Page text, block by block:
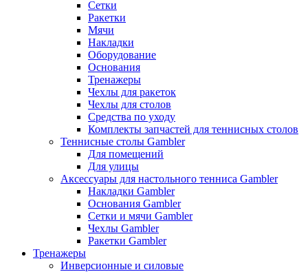
Сетки
Ракетки
Мячи
Накладки
Оборудование
Основания
Тренажеры
Чехлы для ракеток
Чехлы для столов
Средства по уходу
Комплекты запчастей для теннисных столов
Теннисные столы Gambler
Для помещений
Для улицы
Аксессуары для настольного тенниса Gambler
Накладки Gambler
Основания Gambler
Сетки и мячи Gambler
Чехлы Gambler
Ракетки Gambler
Тренажеры
Инверсионные и силовые